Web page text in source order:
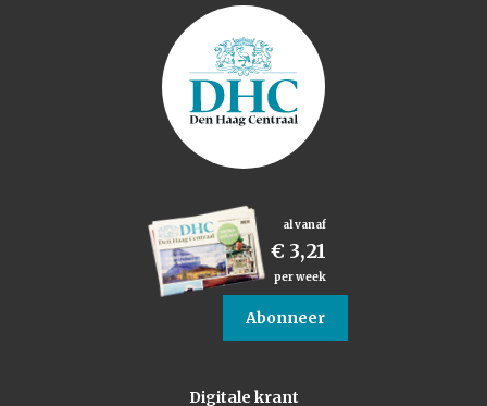
al vanaf
€ 3,21
per week
Abonneer
Digitale krant